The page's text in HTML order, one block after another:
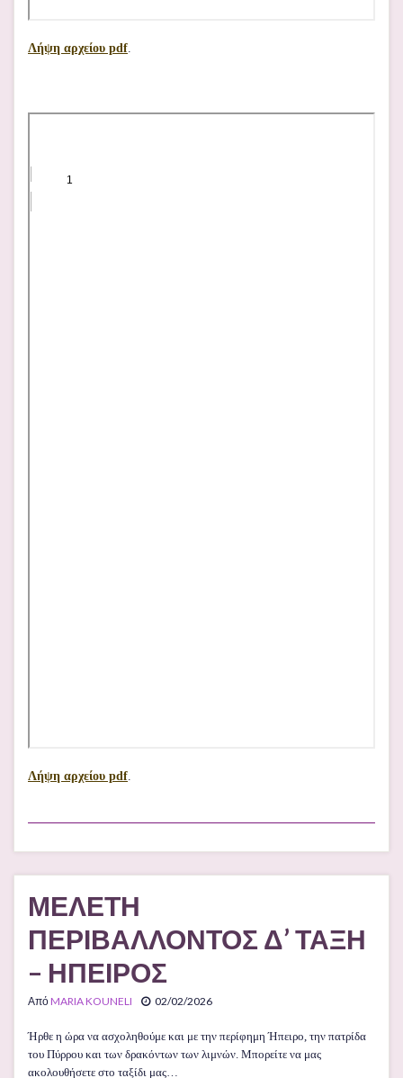
Λήψη αρχείου pdf.
Λήψη αρχείου pdf.
ΜΕΛΕΤΗ
ΠΕΡΙΒΑΛΛΟΝΤΟΣ Δ’ ΤΑΞΗ
– ΗΠΕΙΡΟΣ
ΑπόMARIA KOUNELI 02/02/2026
Ήρθε η ώρα να ασχοληθούμε και με την περίφημη Ήπειρο, την πατρίδα
του Πύρρου και των δρακόντων των λιμνών. Μπορείτε να μας
ακολουθήσετε στο ταξίδι μας…